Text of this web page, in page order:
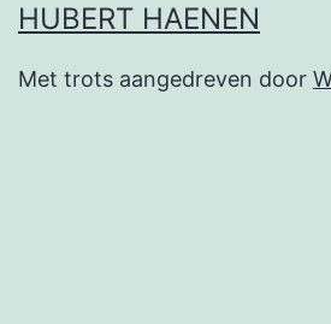
HUBERT HAENEN
Met trots aangedreven door